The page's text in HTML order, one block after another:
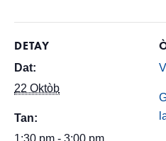
DETAY
Dat:
22 Oktòb
Tan:
1:30 pm - 3:00 pm